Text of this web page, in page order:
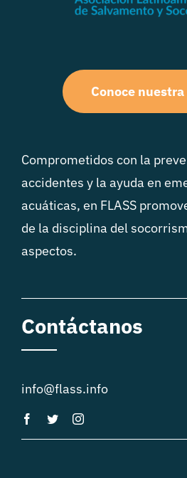
Conoce
Comprometidos con la
accidentes y la ayuda en
acuáticas, en FLASS
de la disciplina del
aspectos.
Contáctanos
info@flass.info